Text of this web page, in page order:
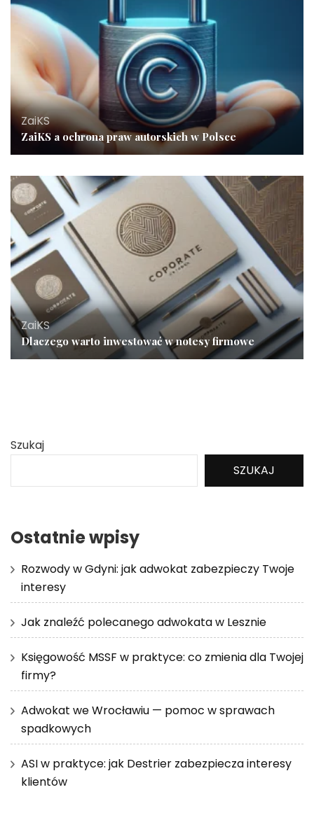
ZaiKS
ZaiKS a ochrona praw autorskich w Polsce
ZaiKS
Dlaczego warto inwestować w notesy firmowe
Szukaj
SZUKAJ
Ostatnie wpisy
Rozwody w Gdyni: jak adwokat zabezpieczy Twoje
interesy
Jak znaleźć polecanego adwokata w Lesznie
Księgowość MSSF w praktyce: co zmienia dla Twojej
firmy?
Adwokat we Wrocławiu — pomoc w sprawach
spadkowych
ASI w praktyce: jak Destrier zabezpiecza interesy
klientów